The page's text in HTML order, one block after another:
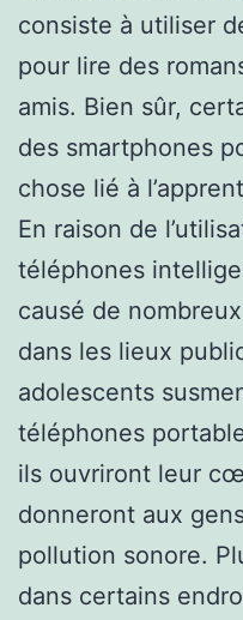
consiste à utiliser
pour lire des
amis. Bien sûr,
des smartphones
chose lié à
En raison de
téléphones
causé de
dans les lieux
adolescents
téléphones
ils ouvriront leur
donneront aux
pollution sonore.
dans certains